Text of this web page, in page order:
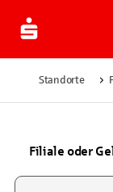
Standorte
Filiale oder
Suchfeld